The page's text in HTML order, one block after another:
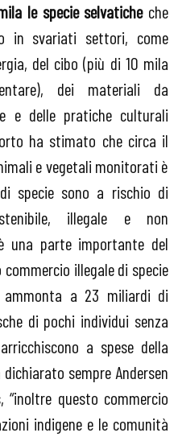
le specie selvaticheche
in svariati settori, come
del cibo (più di 10 mila
dei materiali da
e delle pratiche culturali
ha stimato che circa il
e vegetali monitorati è
specie sono a rischio di
illegale e non
una parte importante del
illegale di specie
a 23 miliardi di
di pochi individui senza
a spese della
sempre Andersen
questo commercio
indigene e le comunità